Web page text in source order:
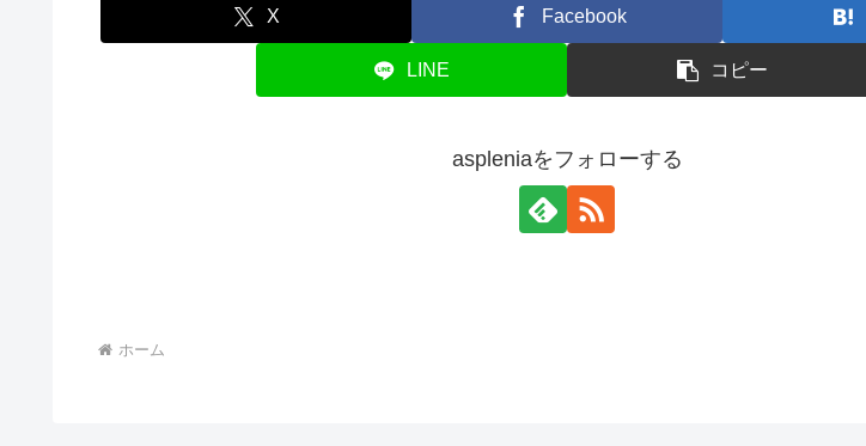
X Facebook
LINE コピー
aspleniaをフォローする
ホーム